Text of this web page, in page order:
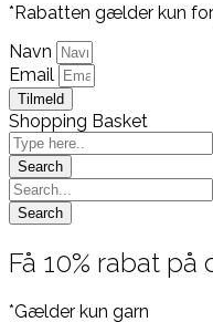
*Rabatten gælder kun
Navn
Email
Tilmeld
Shopping Basket
Få 10% rabat på
*Gælder kun garn